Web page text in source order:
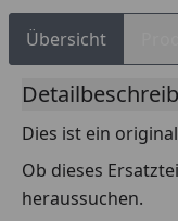
Übersicht
Dies ist ein
Ob dieses
heraussuchen.